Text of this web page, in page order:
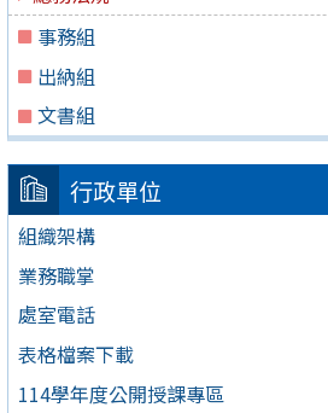
事務組
出納組
文書組
行政單位
組織架構
業務職掌
處室電話
表格檔案下載
114學年度公開授課專區